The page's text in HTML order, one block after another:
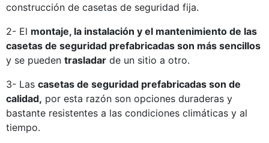
construcción de casetas de seguridad fija.
2- El montaje, la instalación y el mantenimiento de las
casetas de seguridad prefabricadas son más sencillos
y se pueden trasladar de un sitio a otro.
3- Las casetas de seguridad prefabricadas son de
calidad, por esta razón son opciones duraderas y
bastante resistentes a las condiciones climáticas y al
tiempo.